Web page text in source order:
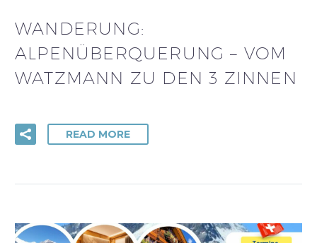
WANDERUNG:
ALPENÜBERQUERUNG – VOM
WATZMANN ZU DEN 3 ZINNEN
READ MORE